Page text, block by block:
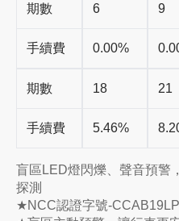
期數
手續費
6
0.00%
9
期數
手續費
18
5.46%
21
盲區LED燈閃爍、聲音預警
探測
★NCC認證字號-